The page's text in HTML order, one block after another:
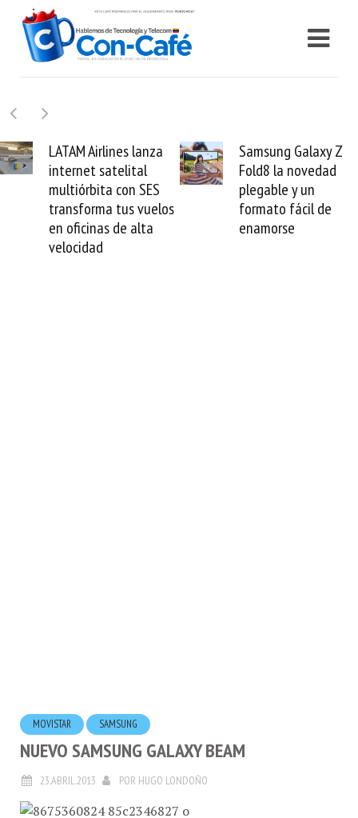
LATAM Airlines lanza
internet satelital
multiórbita con SES
transforma tus vuelos
en oficinas de alta
velocidad
Samsung Galaxy Z
Fold8 la novedad
plegable y un
formato fácil de
enamorse
MOVISTAR SAMSUNG
NUEVO SAMSUNG GALAXY BEAM
23.ABRIL.2013 POR HUGO LONDOÑO